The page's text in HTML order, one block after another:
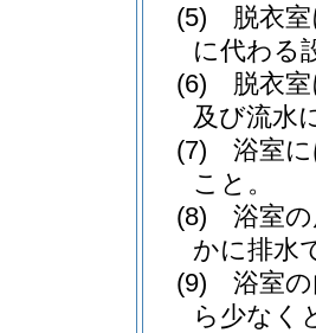
(5)
脱衣
に代わる
(6)
脱衣
及び流水
(7)
浴室
こと。
(8)
浴室
かに排水
(9)
浴室
ら少なく